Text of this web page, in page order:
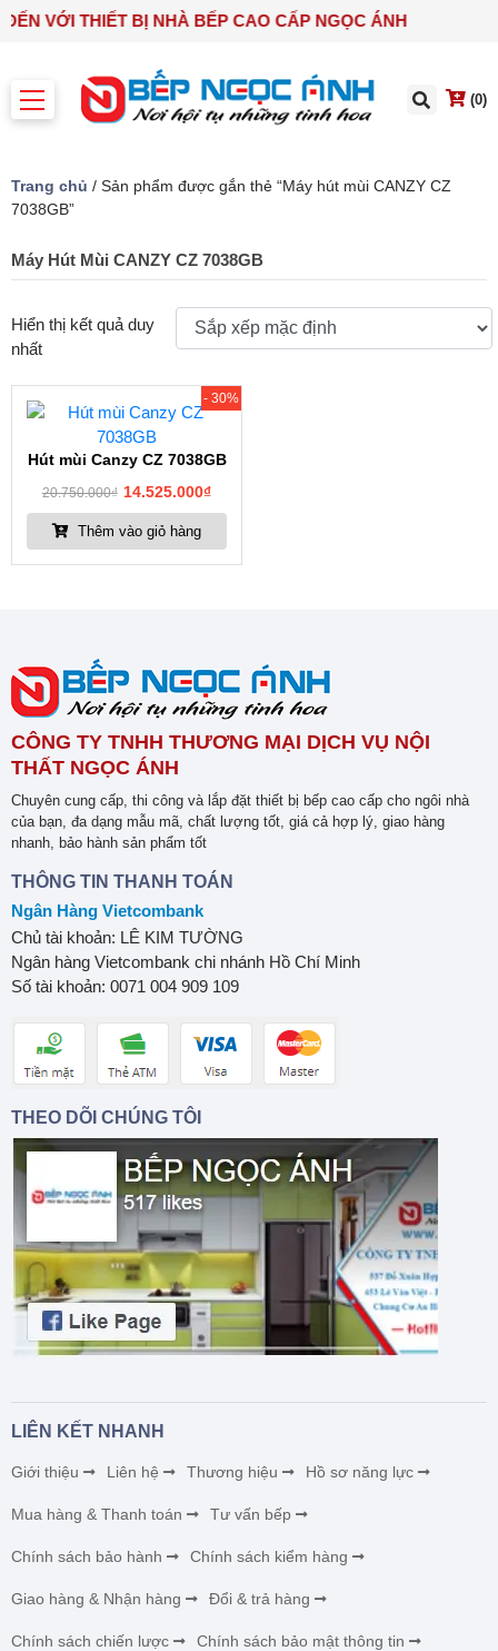
ĐẾN VỚI THIẾT BỊ NHÀ BẾP CAO CẤP NGỌC ÁNH
(0)
Trang chủ / Sản phẩm được gắn thẻ “Máy hút mùi CANZY CZ
7038GB”
Máy Hút Mùi CANZY CZ 7038GB
Hiển thị kết quả duy
nhất
- 30%
Hút mùi Canzy CZ 7038GB
20.750.000₫ 14.525.000₫
Thêm vào giỏ hàng
CÔNG TY TNHH THƯƠNG MẠI DỊCH VỤ NỘI
THẤT NGỌC ÁNH
Chuyên cung cấp, thi công và lắp đặt thiết bị bếp cao cấp cho ngôi nhà
của bạn, đa dạng mẫu mã, chất lượng tốt, giá cả hợp lý, giao hàng
nhanh, bảo hành sản phẩm tốt
THÔNG TIN THANH TOÁN
Ngân Hàng Vietcombank
Chủ tài khoản: LÊ KIM TƯỜNG
Ngân hàng Vietcombank chi nhánh Hồ Chí Minh
Số tài khoản: 0071 004 909 109
THEO DÕI CHÚNG TÔI
LIÊN KẾT NHANH
Giới thiệu Liên hệ Thương hiệu Hồ sơ năng lực
Mua hàng & Thanh toán Tư vấn bếp
Chính sách bảo hành Chính sách kiểm hàng
Giao hàng & Nhận hàng Đổi & trả hàng
Chính sách chiến lược Chính sách bảo mật thông tin